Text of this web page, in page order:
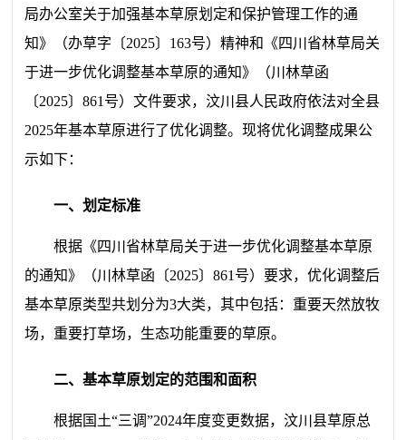
局办公室关于加强基本草原划定和保护管理工作的通
知》（办草字〔2025〕 163号）精神和《四川省林草局关
于进一步优化调整基本草原的通知》（川林草函
〔2025〕861 号）文件要求，汶川县人民政府依法对全县
2025年基本草原进行了优化调整。现将优化调整成果公
示如下：
一、划定标准
根据 《四川省林草局关于进一步优化调整基本草原
的通知》（川林草函〔2025〕861 号）要求，优化调整后
基本草原类型共划分为3大类，其中包括：重要天然放牧
场，重要打草场，生态功能重要的草原。
二、基本草原划定的范围和面积
根据国土“三调”2024年度变更数据，汶川县草原总